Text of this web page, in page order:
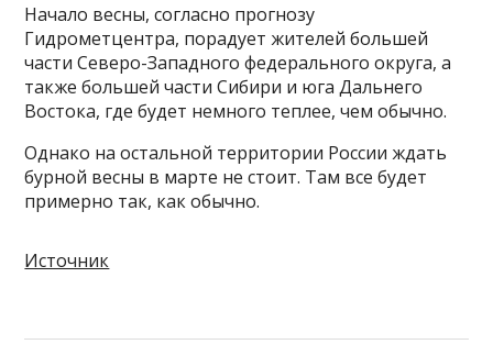
Начало весны, согласно прогнозу
Гидрометцентра, порадует жителей большей
части Северо-Западного федерального округа, а
также большей части Сибири и юга Дальнего
Востока, где будет немного теплее, чем обычно.
Однако на остальной территории России ждать
бурной весны в марте не стоит. Там все будет
примерно так, как обычно.
Источник